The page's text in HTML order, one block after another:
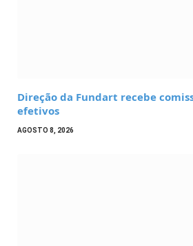
Direção da Fundart recebe
efetivos
AGOSTO 8, 2026